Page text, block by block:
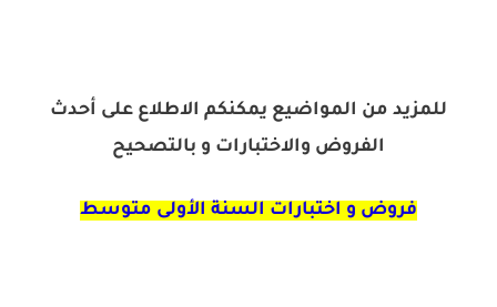
للمزيد من المواضيع يمكنكم الاطلاع على أحدث
الفروض والاختبارات و بالتصحيح
فروض و اختبارات السنة الأولى متوسط